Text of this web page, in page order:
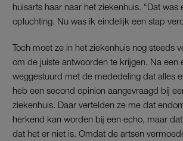
huisarts haar naar het ziekenhuis. “Dat was
opluchting. Nu was ik eindelijk een stap
Toch moet ze in het ziekenhuis nog steeds
om de juiste antwoorden te krijgen. Na een
weggestuurd met de mededeling dat alles
heb een second opinion aangevraagd bij
ziekenhuis. Daar vertelden ze me dat
herkend kan worden bij een echo, maar
dat het er niet is. Omdat de artsen